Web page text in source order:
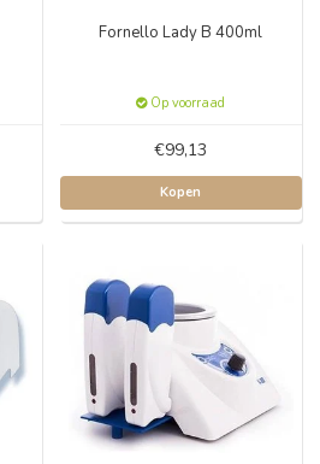
Fornello Lady B 400ml
Op voorraad
€99,13
Kopen